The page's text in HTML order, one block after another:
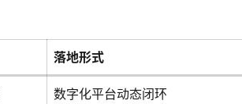
落地形式
数字化平台动态闭环